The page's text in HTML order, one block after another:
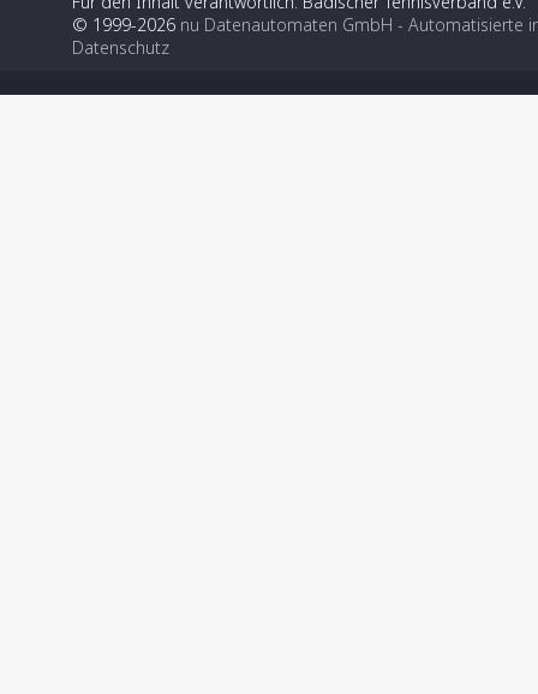
© 1999-2026 nu Datenautomaten GmbH - Automatisierte
Datenschutz